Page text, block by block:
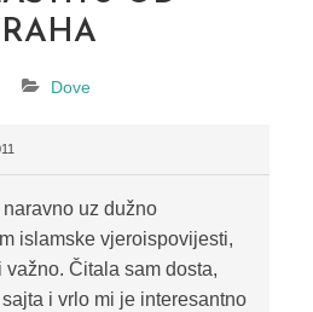
Dove
uz dužno
islamske vjeroispovijesti,
Čitala sam dosta,
i vrlo mi je interesantno